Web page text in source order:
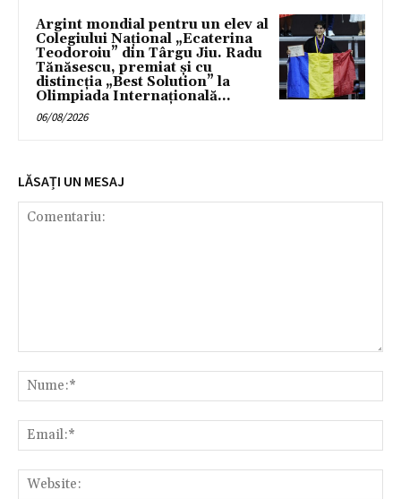
Argint mondial pentru un elev al
Colegiului Național „Ecaterina
Teodoroiu” din Târgu Jiu. Radu
Tănăsescu, premiat și cu
distincția „Best Solution” la
Olimpiada Internațională...
06/08/2026
LĂSAȚI UN MESAJ